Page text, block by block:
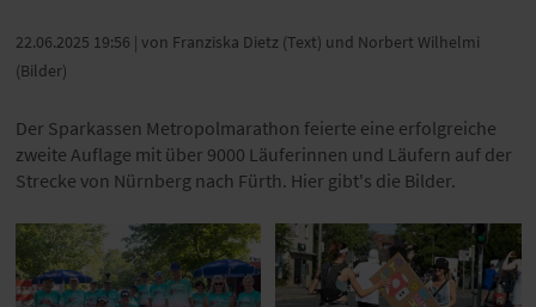
22.06.2025 19:56 | von Franziska Dietz (Text) und Norbert Wilhelmi
(Bilder)
Der Sparkassen Metropolmarathon feierte eine erfolgreiche
zweite Auflage mit über 9000 Läuferinnen und Läufern auf der
Strecke von Nürnberg nach Fürth. Hier gibt's die Bilder.